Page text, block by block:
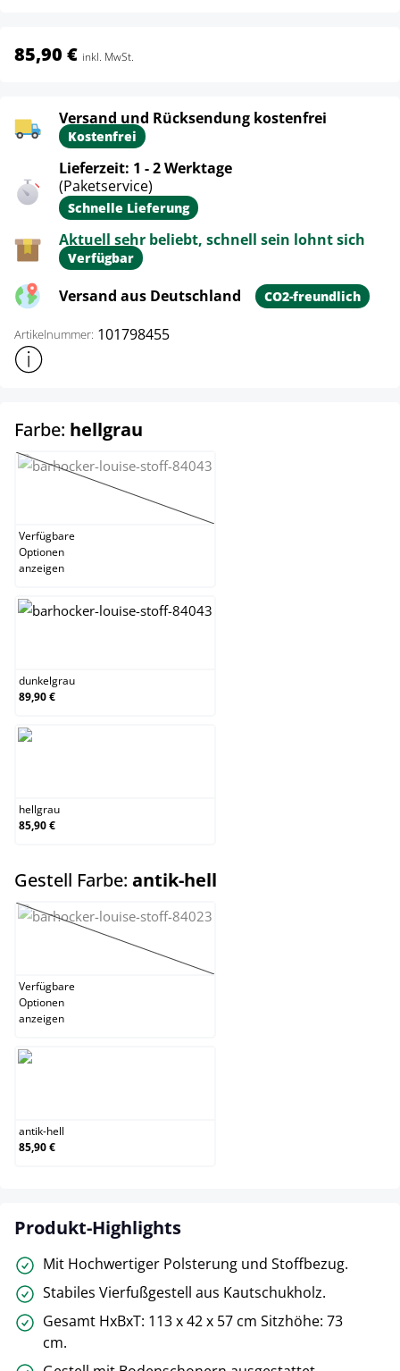
85,90 € inkl. MwSt.
Versand und Rücksendung kostenfrei
Kostenfrei
Lieferzeit: 1 - 2 Werktage
(Paketservice)
Schnelle Lieferung
Aktuell sehr beliebt, schnell sein lohnt sich
Verfügbar
Versand aus Deutschland CO2-freundlich
Artikelnummer: 101798455
Weitere Produktinformationen anzeigen
Farbe: hellgrau
creme
(Diese Option ist zurzeit nicht verfügbar.)
Verfügbare
Optionen
anzeigen
dunkelgrau
89,90 €
hellgrau
85,90 €
Gestell Farbe: antik-hell
antik
(Diese Option ist zurzeit nicht verfügbar.)
Verfügbare
Optionen
anzeigen
antik-hell
85,90 €
Produkt-Highlights
Mit Hochwertiger Polsterung und Stoffbezug.
Stabiles Vierfußgestell aus Kautschukholz.
Gesamt HxBxT: 113 x 42 x 57 cm Sitzhöhe: 73
cm.